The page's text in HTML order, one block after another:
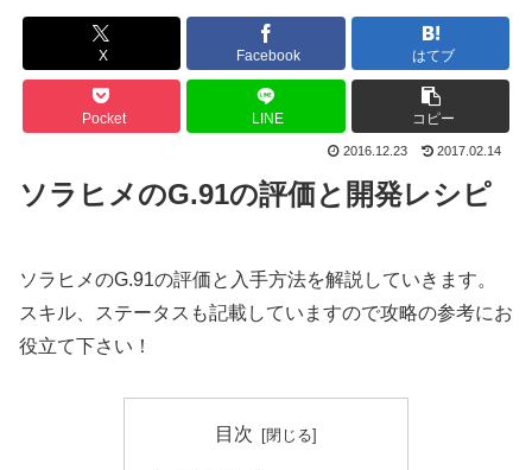
X Facebook はてブ
Pocket LINE コピー
2016.12.23 2017.02.14
ソラヒメのG.91の評価と開発レシピ
ソラヒメのG.91の評価と入手方法を解説していきます。
スキル、ステータスも記載していますので攻略の参考にお
役立て下さい！
目次